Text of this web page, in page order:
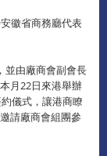
徽省商務廳代表
並由廠商會副會長
月22日來港舉辦
儀式，讓港商瞭
請廠商會組團參